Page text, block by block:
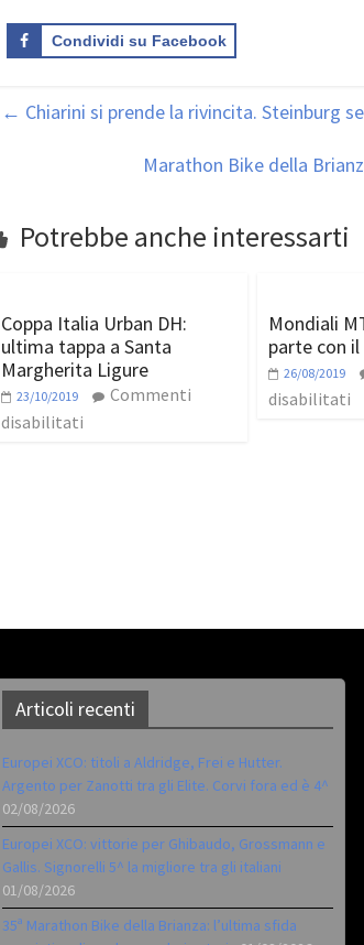
Condividi su Facebook
← Chiarini si prende la rivincita. Steinburg
Marathon Bike della
Potrebbe anche interessarti
Coppa Italia Urban DH:
ultima tappa a Santa
Margherita Ligure
23/10/2019
Commenti
disabilitati
Mondiali
parte con il
26/08/2019
disabilitati
Articoli recenti
Europei XCO: titoli a Aldridge, Frei e Hutter.
Argento per Zanotti tra gli Elite. Corvi fora ed è 4^
02/08/2026
Europei XCO: vittorie per Ghibaudo, Grossmann e
Gallis. Signorelli 5^ la migliore tra gli italiani
01/08/2026
35ª Marathon Bike della Brianza: l’ultima sfida